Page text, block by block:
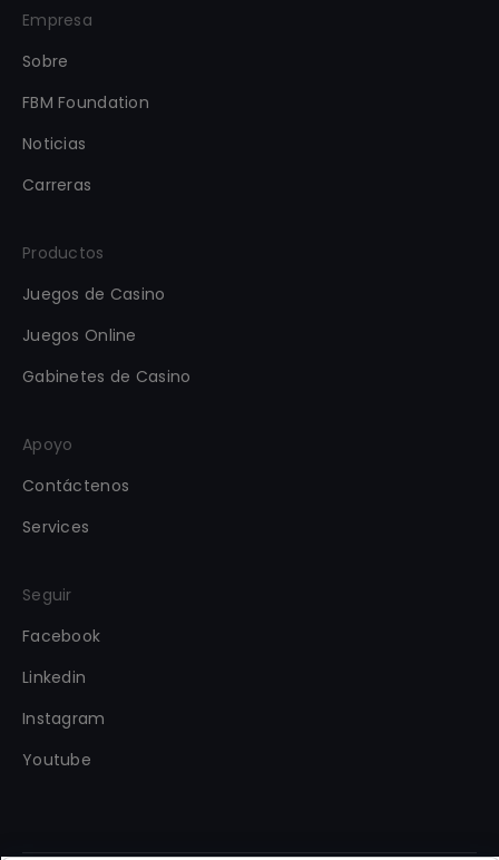
Empresa
Sobre
FBM Foundation
Noticias
Carreras
Productos
Juegos de Casino
Juegos Online
Gabinetes de Casino
Apoyo
Contáctenos
Services
Seguir
Facebook
Linkedin
Instagram
Youtube